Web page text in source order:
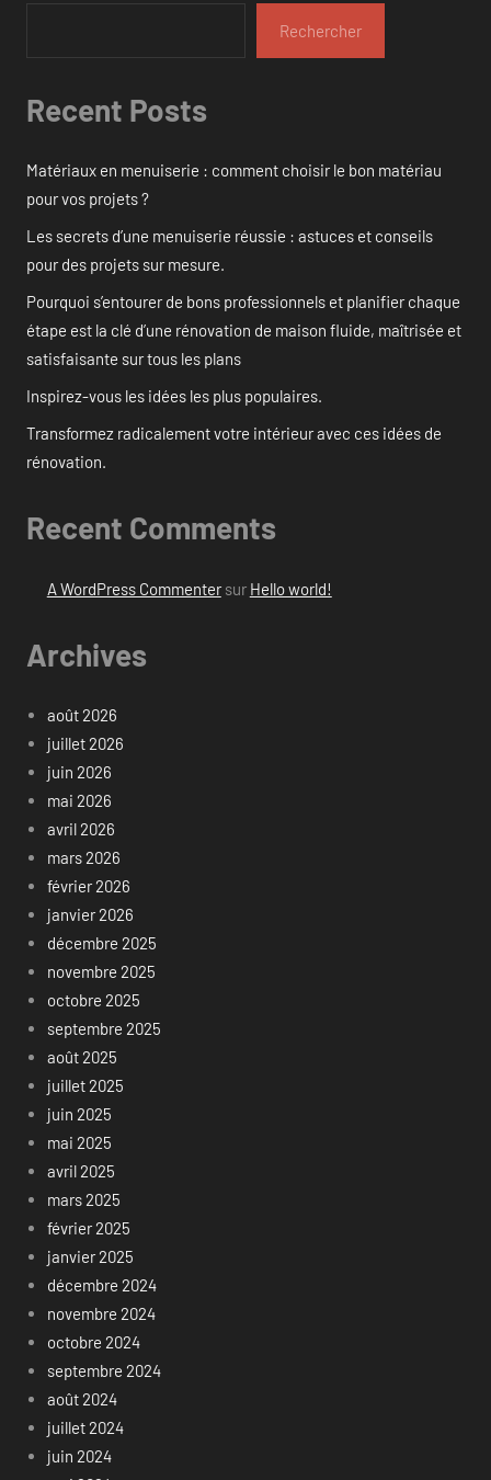
Rechercher
Recent Posts
Matériaux en menuiserie : comment choisir le bon matériau
pour vos projets ?
Les secrets d’une menuiserie réussie : astuces et conseils
pour des projets sur mesure.
Pourquoi s’entourer de bons professionnels et planifier chaque
étape est la clé d’une rénovation de maison fluide, maîtrisée et
satisfaisante sur tous les plans
Inspirez-vous les idées les plus populaires.
Transformez radicalement votre intérieur avec ces idées de
rénovation.
Recent Comments
A WordPress Commentersur Hello world!
Archives
août 2026
juillet 2026
juin 2026
mai 2026
avril 2026
mars 2026
février 2026
janvier 2026
décembre 2025
novembre 2025
octobre 2025
septembre 2025
août 2025
juillet 2025
juin 2025
mai 2025
avril 2025
mars 2025
février 2025
janvier 2025
décembre 2024
novembre 2024
octobre 2024
septembre 2024
août 2024
juillet 2024
juin 2024